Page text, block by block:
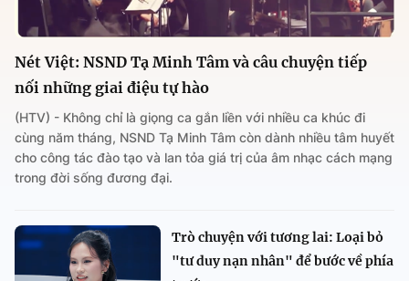
Nét Việt: NSND Tạ Minh Tâm và câu chuyện tiếp
nối những giai điệu tự hào
(HTV) - Không chỉ là giọng ca gắn liền với nhiều ca khúc đi
cùng năm tháng, NSND Tạ Minh Tâm còn dành nhiều tâm huyết
cho công tác đào tạo và lan tỏa giá trị của âm nhạc cách mạng
trong đời sống đương đại.
Trò chuyện với tương lai: Loại bỏ
"tư duy nạn nhân" để bước về phía